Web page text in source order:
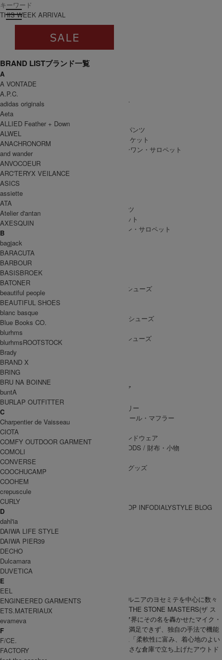
toggle navigation
ログイン
すべて
WOMEN
WOMEN ALL ITEM
/ ワンピース
SKIRT
BOTTOMS
/ ボトムス・パンツ
/ アウター・ジャケット
/ オールインワン・サロペット
MEN
MEN ALL ITEM
/ ボトムス・パンツ
/ アウター・ジャケット
/ オールインワン・サロペット
SHOES
SHOES ALL ITEM
/ ドレスシューズ
BOOTS
PUMPS
/ バレエシューズ
OTHER SHOES
/ その他シューズ
GOODS
GOODS ALL ITEM
/ 帽子・ヘッドウェア
BAG
ACCESSARY
/ アクセサリー
/ ストール・マフラー
LEG WEAR
HAND WEAR
/ 手袋・ハンドウェア
WALLET&GENERAL GOODS / 財布・小物
/ その他グッズ
BRAND一覧
BRAND一覧
SHOP INFODIALYSTYLE BLOG
GRAMICCI
グラミチ
GRAMICCI(グラミチ)は1970年代にカリフォルニアのヨセミテを中心に数々
のルートを開拓し、伝説のクライマー集団「THE STONE MASTERS(ザ ス
トーンマスターズ)」の一員としてアウトドア界にその名を轟かせたマイク・
グラハムが、当時のクライミングウエアでは満足できず、独自の手法で機能
性に富んだウエアづくりに着手し、1982年に「柔軟性に富み、着心地のよい
もの」をコンセプトに、カリフォルニアの小さな倉庫で立ち上げたアウトド
THIS WEEK ARRIVAL
BRAND LISTブランド一覧
A
A VONTADE
A.P.C.
adidas originals
Aeta
ALLIED Feather + Down
ALWEL
ANACHRONORM
and wander
ANVOCOEUR
ARC'TERYX VEILANCE
ASICS
assiette
ATA
Atelier d'antan
AXESQUIN
B
bagjack
BARACUTA
BARBOUR
BASISBROEK
BATONER
beautiful people
BEAUTIFUL SHOES
blanc basque
Blue Books CO.
blurhms
blurhmsROOTSTOCK
Brady
BRAND X
BRING
BRU NA BOINNE
buntA
BURLAP OUTFITTER
C
Charpentier de Vaisseau
CIOTA
COMFY OUTDOOR GARMENT
COMOLI
CONVERSE
COOCHUCAMP
COOHEM
crepuscule
CURLY
D
dahl'ia
DAIWA LIFE STYLE
DAIWA PIER39
DECHO
Dulcamara
DUVETICA
E
EEL
ENGINEERED GARMENTS
ETS.MATERIAUX
evameva
F
F/CE.
FACTORY